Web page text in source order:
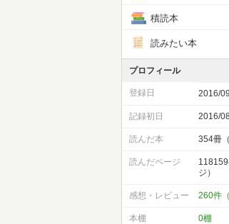
積読本
読みたい本
プロフィール
登録日 2016/
記録初日 2016/
読んだ本 354冊
読んだページ
ジ）
感想・レビュー 260件
本棚 0棚